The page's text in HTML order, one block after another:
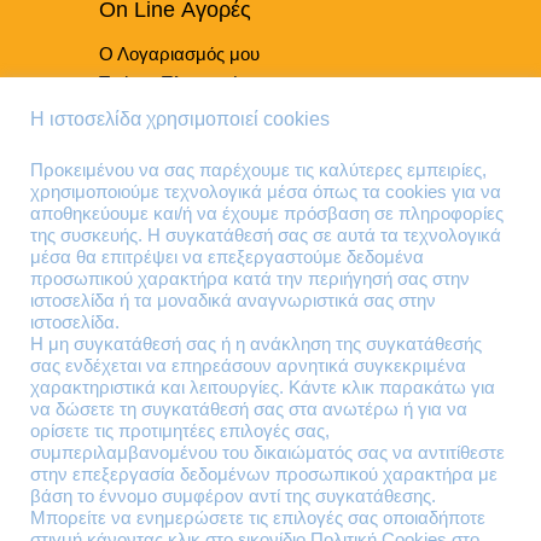
On Line Αγορές
Ο Λογαριασμός μου
Τρόποι Πληρωμής
Τρόποι Παράδοσης
Τηλέφωνα Επικοινωνίας
210 41 13 636
210 41 13 280
Διεύθυνση
Θηβών 220
Άγιος Ιωάννης
Ρέντης
Τ.Κ. 182 33
Email
Η ιστοσελίδα χρησιμοποιεί cookies
Προκειμένου να σας παρέχουμε τις καλύτερες εμπειρίες,
χρησιμοποιούμε τεχνολογικά μέσα όπως τα cookies για να
αποθηκεύουμε και/ή να έχουμε πρόσβαση σε πληροφορίες
της συσκευής. Η συγκατάθεσή σας σε αυτά τα τεχνολογικά
μέσα θα επιτρέψει να επεξεργαστούμε δεδομένα
προσωπικού χαρακτήρα κατά την περιήγησή σας στην
ιστοσελίδα ή τα μοναδικά αναγνωριστικά σας στην
ιστοσελίδα.
Η μη συγκατάθεσή σας ή η ανάκληση της συγκατάθεσής
σας ενδέχεται να επηρεάσουν αρνητικά συγκεκριμένα
χαρακτηριστικά και λειτουργίες. Κάντε κλικ παρακάτω για
να δώσετε τη συγκατάθεσή σας στα ανωτέρω ή για να
ορίσετε τις προτιμητέες επιλογές σας,
συμπεριλαμβανομένου του δικαιώματός σας να αντιτίθεστε
στην επεξεργασία δεδομένων προσωπικού χαρακτήρα με
βάση το έννομο συμφέρον αντί της συγκατάθεσης.
Μπορείτε να ενημερώσετε τις επιλογές σας οποιαδήποτε